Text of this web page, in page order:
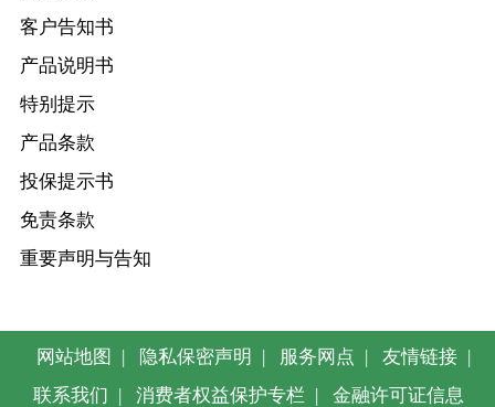
客户告知书
产品说明书
特别提示
产品条款
投保提示书
免责条款
重要声明与告知
网站地图 | 隐私保密声明 | 服务网点 | 友情链接 |
联系我们 | 消费者权益保护专栏 | 金融许可证信息